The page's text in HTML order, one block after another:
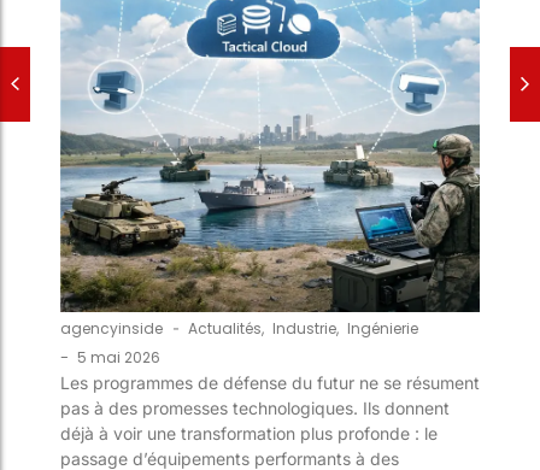
agencyinside - Actualités, Industrie, Ingénierie
- 5 mai 2026
Les programmes de défense du futur ne se résument
pas à des promesses technologiques. Ils donnent
déjà à voir une transformation plus profonde : le
passage d’équipements performants à des